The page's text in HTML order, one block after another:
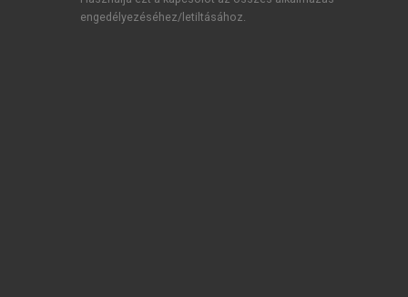
engedélyezéséhez/letiltásához.